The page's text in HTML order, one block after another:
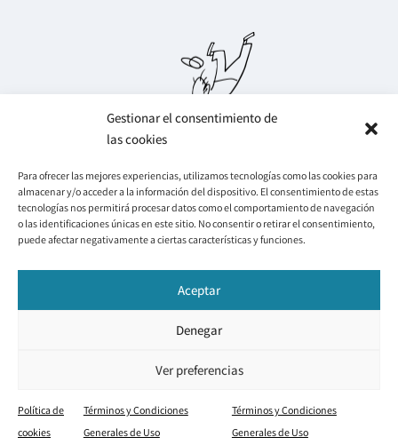
Gestionar el consentimiento de
las cookies
Para ofrecer las mejores experiencias, utilizamos tecnologías como las cookies para
almacenar y/o acceder a la información del dispositivo. El consentimiento de estas
tecnologías nos permitirá procesar datos como el comportamiento de navegación
o las identificaciones únicas en este sitio. No consentir o retirar el consentimiento,
puede afectar negativamente a ciertas características y funciones.
Aceptar
Denegar
Ver preferencias
Política de
cookies
Términos y Condiciones
Generales de Uso
Términos y Condiciones
Generales de Uso
Legal
Cookies
Condiciones de venta
Info
Mi cuenta
Mis pedidos
Redes Sociales
c
e
o
o
I
s
t
u
t
b
e
Diseño web creado por estudiolelle.com